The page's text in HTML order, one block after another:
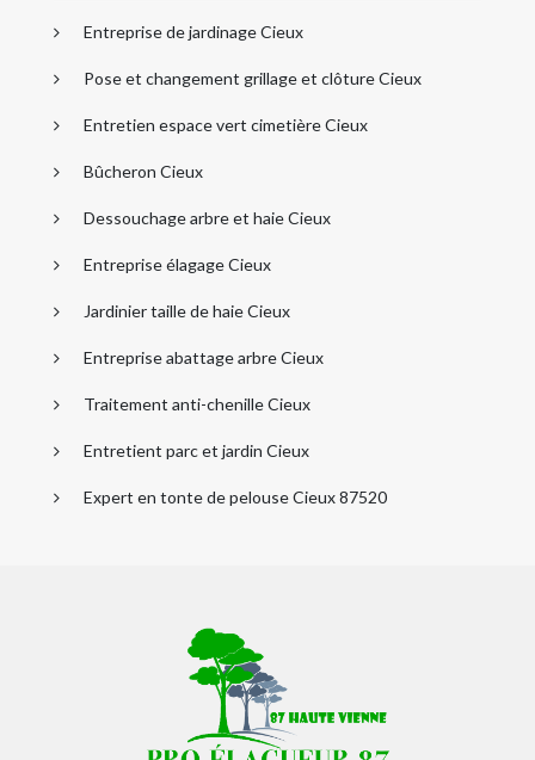
Entreprise de jardinage Cieux
Pose et changement grillage et clôture Cieux
Entretien espace vert cimetière Cieux
Bûcheron Cieux
Dessouchage arbre et haie Cieux
Entreprise élagage Cieux
Jardinier taille de haie Cieux
Entreprise abattage arbre Cieux
Traitement anti-chenille Cieux
Entretient parc et jardin Cieux
Expert en tonte de pelouse Cieux 87520